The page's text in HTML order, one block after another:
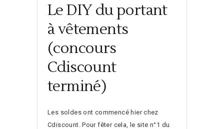
Le DIY du portant
à vêtements
(concours
Cdiscount
terminé)
Les soldes ont commencé hier chez
Cdiscount. Pour fêter cela, le site n°1 du